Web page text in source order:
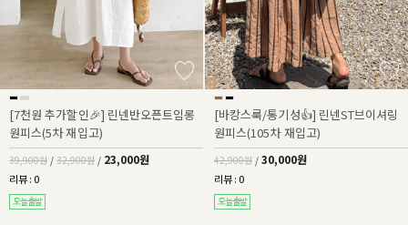
[7천원 추가할인🎉] 린넨반오픈트임롱
원피스(5차 재입고)
39,900원 / 32,900원 / 23,000원
리뷰 : 0
[바캉스룩/통기성👍] 린넨ST브이셔링
원피스(105차 재입고)
42,900원 / 30,000원
리뷰 : 0